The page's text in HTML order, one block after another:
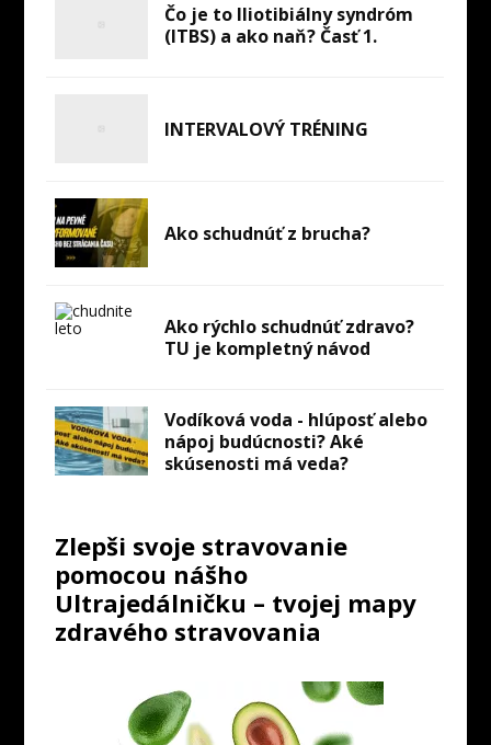
Čo je to Iliotibiálny syndróm
(ITBS) a ako naň? Časť 1.
INTERVALOVÝ TRÉNING
Ako schudnúť z brucha?
Ako rýchlo schudnúť zdravo?
TU je kompletný návod
Vodíková voda - hlúposť alebo
nápoj budúcnosti? Aké
skúsenosti má veda?
Zlepši svoje stravovanie
pomocou nášho
Ultrajedálničku – tvojej mapy
zdravého stravovania